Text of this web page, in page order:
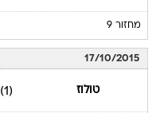
מחזור 9
17/10/2015
טולוז (1)